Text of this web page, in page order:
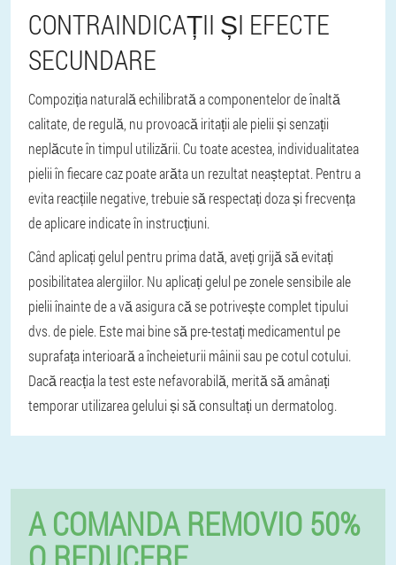
CONTRAINDICAȚII ȘI EFECTE
SECUNDARE
Compoziția naturală echilibrată a componentelor de înaltă
calitate, de regulă, nu provoacă iritații ale pielii și senzații
neplăcute în timpul utilizării. Cu toate acestea, individualitatea
pielii în fiecare caz poate arăta un rezultat neașteptat. Pentru a
evita reacțiile negative, trebuie să respectați doza și frecvența
de aplicare indicate în instrucțiuni.
Când aplicați gelul pentru prima dată, aveți grijă să evitați
posibilitatea alergiilor. Nu aplicați gelul pe zonele sensibile ale
pielii înainte de a vă asigura că se potrivește complet tipului
dvs. de piele. Este mai bine să pre-testați medicamentul pe
suprafața interioară a încheieturii mâinii sau pe cotul cotului.
Dacă reacția la test este nefavorabilă, merită să amânați
temporar utilizarea gelului și să consultați un dermatolog.
A COMANDA REMOVIO 50%